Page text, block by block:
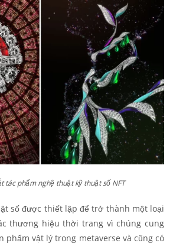
tác phẩm nghệ thuật kỹ thuật số NFT
số được thiết lập để trở thành một loại
thương hiệu thời trang vì chúng cung
phẩm vật lý trong metaverse và cũng có